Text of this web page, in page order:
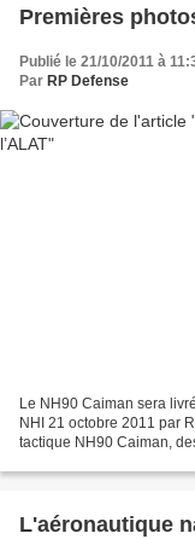
Premières
Publié le 21/10/2011 à
Par RP Defense
Le NH90 Caiman sera
NHI 21 octobre 2011 par
tactique NH90 Caiman,
L'aéronautique